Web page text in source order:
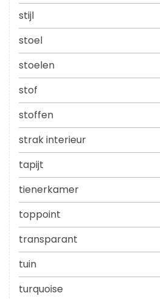
stijl
stoel
stoelen
stof
stoffen
strak interieur
tapijt
tienerkamer
toppoint
transparant
tuin
turquoise